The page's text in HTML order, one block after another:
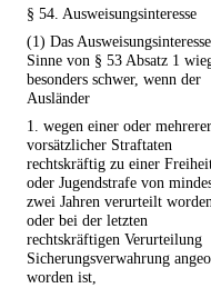
§ 54. Ausweisungsinteresse
(1) Das
Sinne von § 53 Absatz 1
besonders schwer, wenn der
Ausländer
1. wegen einer oder mehrerer
vorsätzlicher Straftaten
rechtskräftig zu einer
oder Jugendstrafe von
zwei Jahren verurteilt
oder bei der letzten
rechtskräftigen Verurteilung
Sicherungsverwahrung
worden ist,